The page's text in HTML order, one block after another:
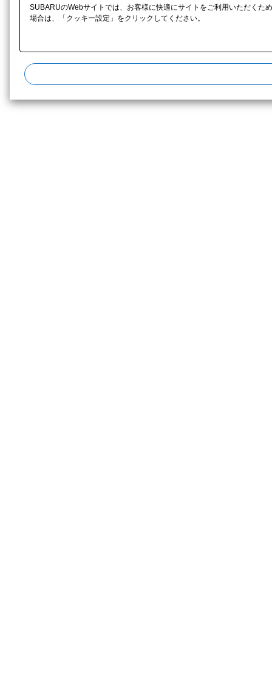
SUBARUのWebサイトでは、お客様に快適にサイトをご利用いただく
場合は、「クッキー設定」をクリックしてください。​